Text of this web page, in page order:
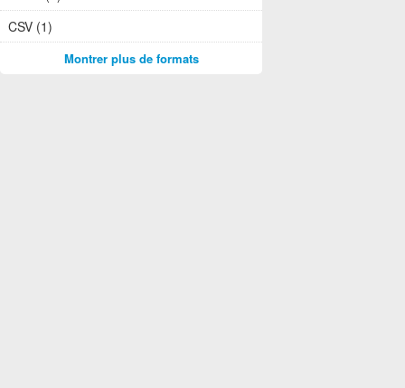
CSV (1)
Montrer plus de formats